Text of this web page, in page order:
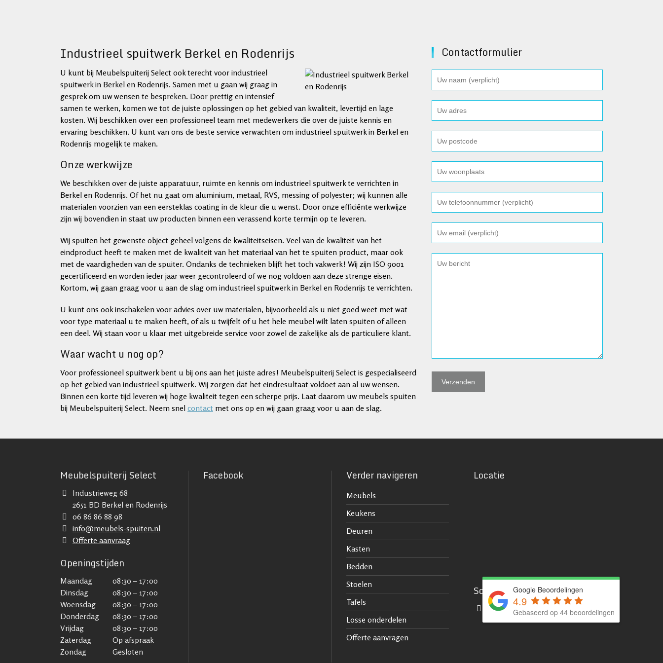
Industrieel spuitwerk Berkel en Rodenrijs
U kunt bij Meubelspuiterij Select ook terecht voor industrieel
spuitwerk in Berkel en Rodenrijs. Samen met u gaan wij graag in
gesprek om uw wensen te bespreken. Door prettig en intensief
samen te werken, komen we tot de juiste oplossingen op het gebied van kwaliteit, levertijd en lage
kosten. Wij beschikken over een professioneel team met medewerkers die over de juiste kennis en
ervaring beschikken. U kunt van ons de beste service verwachten om industrieel spuitwerk in Berkel en
Rodenrijs mogelijk te maken.
Onze werkwijze
We beschikken over de juiste apparatuur, ruimte en kennis om industrieel spuitwerk te verrichten in
Berkel en Rodenrijs. Of het nu gaat om aluminium, metaal, RVS, messing of polyester; wij kunnen alle
materialen voorzien van een eersteklas coating in de kleur die u wenst. Door onze efficiënte werkwijze
zijn wij bovendien in staat uw producten binnen een verassend korte termijn op te leveren.
Wij spuiten het gewenste object geheel volgens de kwaliteitseisen. Veel van de kwaliteit van het
eindproduct heeft te maken met de kwaliteit van het materiaal van het te spuiten product, maar ook
met de vaardigheden van de spuiter. Ondanks de technieken blijft het toch vakwerk! Wij zijn ISO 9001
gecertificeerd en worden ieder jaar weer gecontroleerd of we nog voldoen aan deze strenge eisen.
Kortom, wij gaan graag voor u aan de slag om industrieel spuitwerk in Berkel en Rodenrijs te verrichten.
U kunt ons ook inschakelen voor advies over uw materialen, bijvoorbeeld als u niet goed weet met wat
voor type materiaal u te maken heeft, of als u twijfelt of u het hele meubel wilt laten spuiten of alleen
een deel. Wij staan voor u klaar met uitgebreide service voor zowel de zakelijke als de particuliere klant.
Waar wacht u nog op?
Voor professioneel spuitwerk bent u bij ons aan het juiste adres! Meubelspuiterij Select is gespecialiseerd
op het gebied van industrieel spuitwerk. Wij zorgen dat het eindresultaat voldoet aan al uw wensen.
Binnen een korte tijd leveren wij hoge kwaliteit tegen een scherpe prijs. Laat daarom uw meubels spuiten
bij Meubelspuiterij Select. Neem snel contact met ons op en wij gaan graag voor u aan de slag.
Contactformulier
Meubelspuiterij Select
Industrieweg 68
2651 BD Berkel en Rodenrijs
06 86 86 88 98
info@meubels-spuiten.nl
Offerte aanvraag
Openingstijden
Maandag
08:30 – 17:00
Dinsdag
08:30 – 17:00
Woensdag
08:30 – 17:00
Donderdag
08:30 – 17:00
Vrijdag
08:30 – 17:00
Zaterdag
Op afspraak
Zondag
Gesloten
Facebook Verder navigeren
Meubels
Keukens
Deuren
Kasten
Bedden
Stoelen
Tafels
Losse onderdelen
Offerte aanvragen
Locatie
Social mediaGoogle Beoordelingen
4.9
Gebaseerd op 44 beoordelingen